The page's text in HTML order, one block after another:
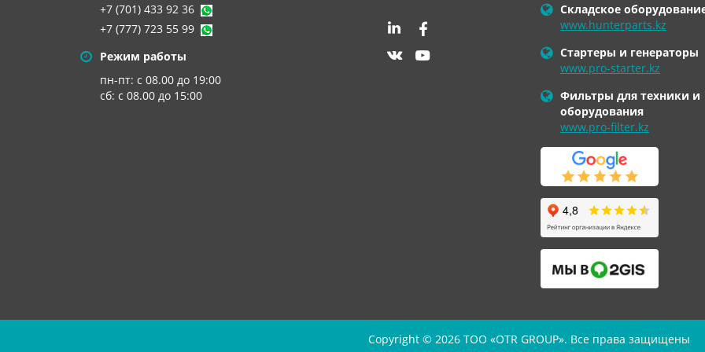
+7 (701) 433 92 36
+7 (777) 723 55 99
Режим работы
пн-пт: с 08.00 до 19:00
сб: с 08.00 до 15:00
Складское
www.hunterparts.kz
Стартеры и генераторы
www.pro-starter.kz
Фильтры для техники и
оборудования
www.pro-filter.kz
Copyright © 2026 TOO «OTR GROUP». Все права защищены